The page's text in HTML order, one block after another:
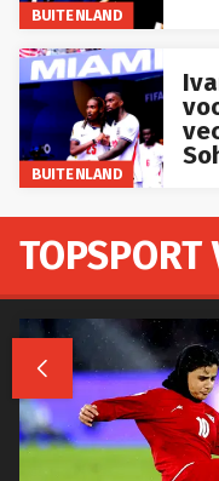
BUITENLAND
BUITENLAND
TOPSPORT
